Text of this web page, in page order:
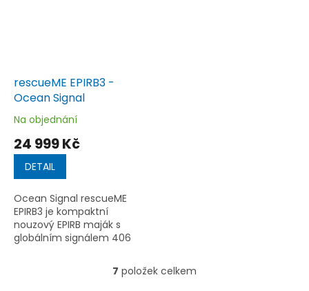
rescueME EPIRB3 -
Ocean Signal
Průměrné
produktu
5,0
5
hvězdiček.
Na objednání
24 999 Kč
DETAIL
Ocean Signal rescueME
EPIRB3 je kompaktní
nouzový EPIRB maják s
globálním signálem 406
potvrzením, GNSS polohou,
121,5MHz naváděním a
O
7 položek celkem